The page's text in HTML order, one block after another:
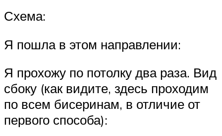
Схема:
Я пошла в этом направлении:
Я прохожу по потолку два раза. Вид
сбоку (как видите, здесь проходим
по всем бисеринам, в отличие от
первого способа):